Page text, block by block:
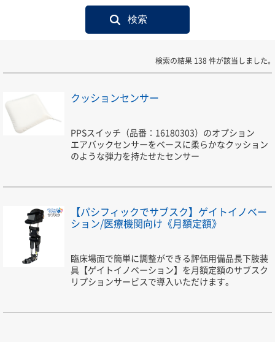
検索の結果 138 件が該当しました。
クッションセンサー
PPSスイッチ（品番：16180303）のオプション
エアバックセンサーをベースに柔らかなクッション
のような弾力を持たせたセンサー
【パシフィックでサブスク】ゲイトイノベー
ション/医療機関向け《月額定額》
臨床場面で簡単に調整ができる評価用備品長下肢装
具【ゲイトイノベーション】を月額定額のサブスク
リプションサービスで導入いただけます。